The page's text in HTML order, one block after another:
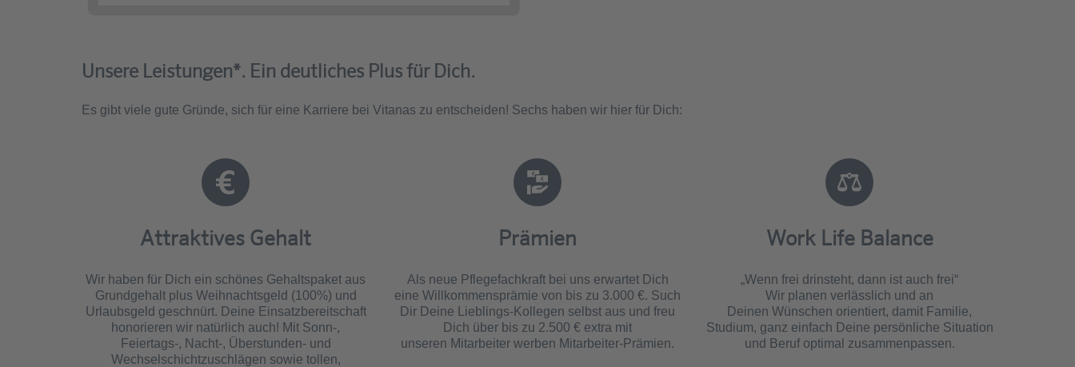
Unsere Leistungen*. Ein deutliches Plus für Dich.
Es gibt viele gute Gründe, sich für eine Karriere bei Vitanas zu entscheiden! Sechs haben wir hier für Dich:
Attraktives Gehalt
Wir haben für Dich ein schönes Gehaltspaket aus
Grundgehalt plus Weihnachtsgeld (100%) und
Urlaubsgeld geschnürt. Deine Einsatzbereitschaft
honorieren wir natürlich auch! Mit Sonn-,
Feiertags-, Nacht-, Überstunden- und
Wechselschichtzuschlägen sowie tollen,
Prämien
Als neue Pflegefachkraft bei uns erwartet Dich
eine Willkommensprämie von bis zu 3.000 €. Such
Dir Deine Lieblings-Kollegen selbst aus und freu
Dich über bis zu 2.500 € extra mit
unseren Mitarbeiter werben Mitarbeiter-Prämien.
Work Life Balance
„Wenn frei drinsteht, dann ist auch frei“
Wir planen verlässlich und an
Deinen Wünschen orientiert, damit Familie,
Studium, ganz einfach Deine persönliche Situation
und Beruf optimal zusammenpassen.